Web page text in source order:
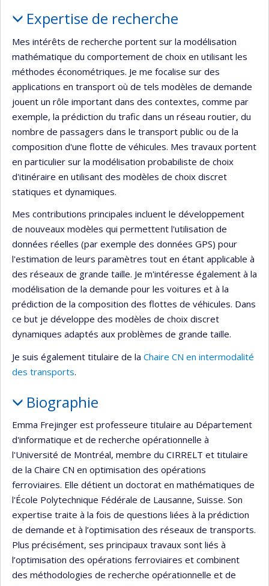
Expertise de recherche
Mes intérêts de recherche portent sur la modélisation
mathématique du comportement de choix en utilisant les
méthodes économétriques. Je me focalise sur des
applications en transport où de tels modèles de demande
jouent un rôle important dans des contextes, comme par
exemple, la prédiction du trafic dans un réseau routier, du
nombre de passagers dans le transport public ou de la
composition d'une flotte de véhicules. Mes travaux portent
en particulier sur la modélisation probabiliste de choix
d'itinéraire en utilisant des modèles de choix discret
statiques et dynamiques.
Mes contributions principales incluent le développement
de nouveaux modèles qui permettent l'utilisation de
données réelles (par exemple des données GPS) pour
l'estimation de leurs paramètres tout en étant applicable à
des réseaux de grande taille. Je m'intéresse également à la
modélisation de la demande pour les voitures et à la
prédiction de la composition des flottes de véhicules. Dans
ce but je développe des modèles de choix discret
dynamiques adaptés aux problèmes de grande taille.
Je suis également titulaire de la Chaire CN en intermodalité
des transports.
Biographie
Emma Frejinger est professeure titulaire au Département
d'informatique et de recherche opérationnelle à
l'Université de Montréal, membre du CIRRELT et titulaire
de la Chaire CN en optimisation des opérations
ferroviaires. Elle détient un doctorat en mathématiques de
l'École Polytechnique Fédérale de Lausanne, Suisse. Son
expertise traite à la fois de questions liées à la prédiction
de demande et à l’optimisation des réseaux de transports.
Plus précisément, ses principaux travaux sont liés à
l’optimisation des opérations ferroviaires et combinent
des méthodologies de recherche opérationnelle et de